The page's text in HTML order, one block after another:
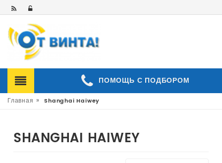
ПОМОЩЬ С ПОДБОРОМ
Главная » Shanghai Haiwey
SHANGHAI HAIWEY